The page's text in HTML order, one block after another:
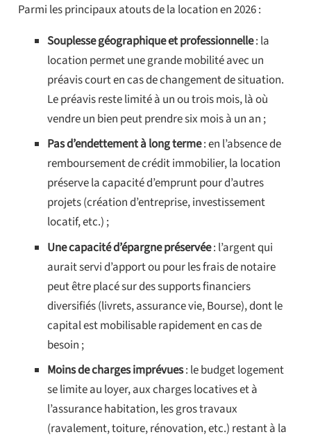
Parmi les principaux atouts de la location en 2026 :
Souplesse géographique et professionnelle: la
location permet une grande mobilité avec un
préavis court en cas de changement de situation.
Le préavis reste limité à un ou trois mois, là où
vendre un bien peut prendre six mois à un an ;
Pas d’endettement à long terme:en l’absence de
remboursement de crédit immobilier, la location
préserve la capacité d’emprunt pour d’autres
projets (création d’entreprise, investissement
locatif, etc.) ;
Une capacité d’épargne préservée: l’argent qui
aurait servi d’apport ou pour les frais de notaire
peut être placé sur des supports financiers
diversifiés (livrets, assurance vie, Bourse), dont le
capital est mobilisable rapidement en cas de
besoin ;
Moins de charges imprévues: le budget logement
se limite au loyer, aux charges locatives et à
l’assurance habitation, les gros travaux
(ravalement, toiture, rénovation, etc.) restant à la